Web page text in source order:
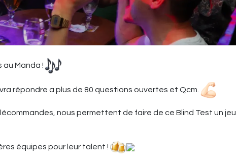
Manda !
répondre a plus de 80 questions ouvertes et Qcm.
nous permettent de faire de ce Blind Test un jeu
équipes pour leur talent !